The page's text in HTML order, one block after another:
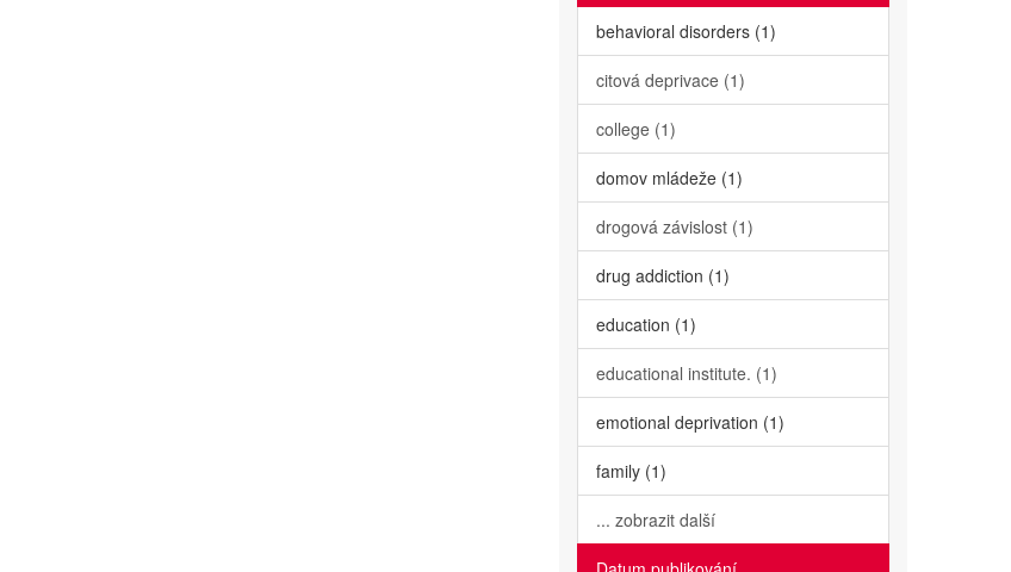
behavioral disorders (1)
citová deprivace (1)
college (1)
domov mládeže (1)
drogová závislost (1)
drug addiction (1)
education (1)
educational institute. (1)
emotional deprivation (1)
family (1)
... zobrazit další